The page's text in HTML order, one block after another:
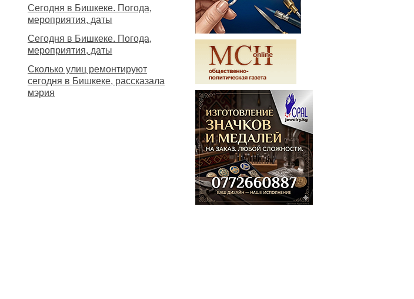
Сегодня в Бишкеке. Погода,
мероприятия, даты
Сегодня в Бишкеке. Погода,
мероприятия, даты
Сколько улиц ремонтируют
сегодня в Бишкеке, рассказала
мэрия